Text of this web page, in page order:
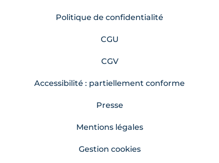
Politique de confidentialité
CGU
CGV
Accessibilité : partiellement conforme
Presse
Mentions légales
Gestion cookies